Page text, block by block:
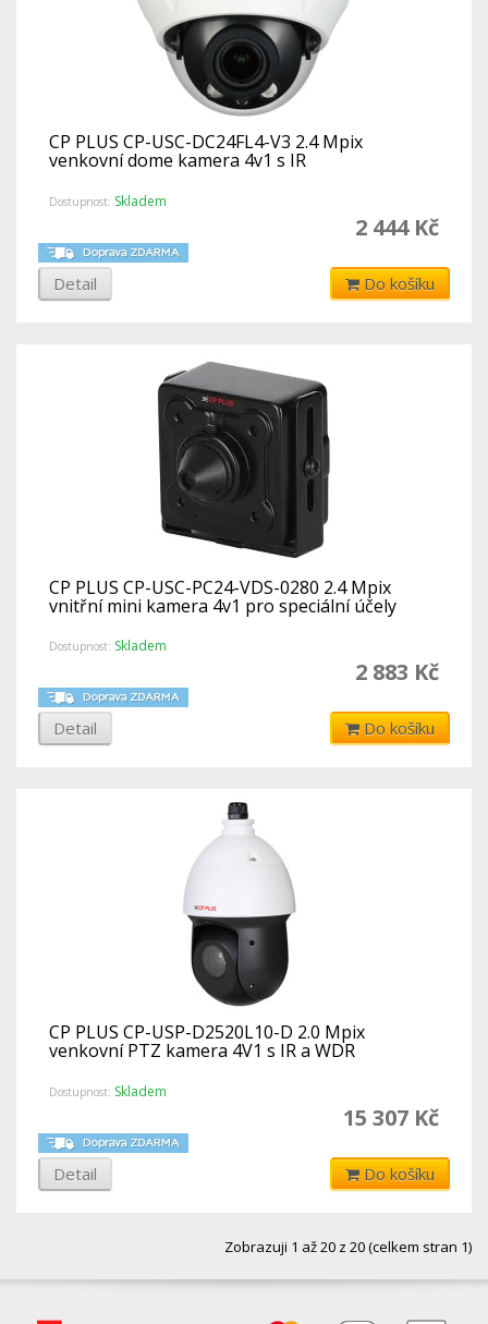
CP PLUS CP-USC-DC24FL4-V3 2.4 Mpix
venkovní dome kamera 4v1 s IR
Dostupnost: Skladem
2 444 Kč
Detail Do košíku
CP PLUS CP-USC-PC24-VDS-0280 2.4 Mpix
vnitřní mini kamera 4v1 pro speciální účely
Dostupnost: Skladem
2 883 Kč
Detail Do košíku
CP PLUS CP-USP-D2520L10-D 2.0 Mpix
venkovní PTZ kamera 4V1 s IR a WDR
Dostupnost: Skladem
15 307 Kč
Detail Do košíku
Zobrazuji 1 až 20 z 20 (celkem stran 1)